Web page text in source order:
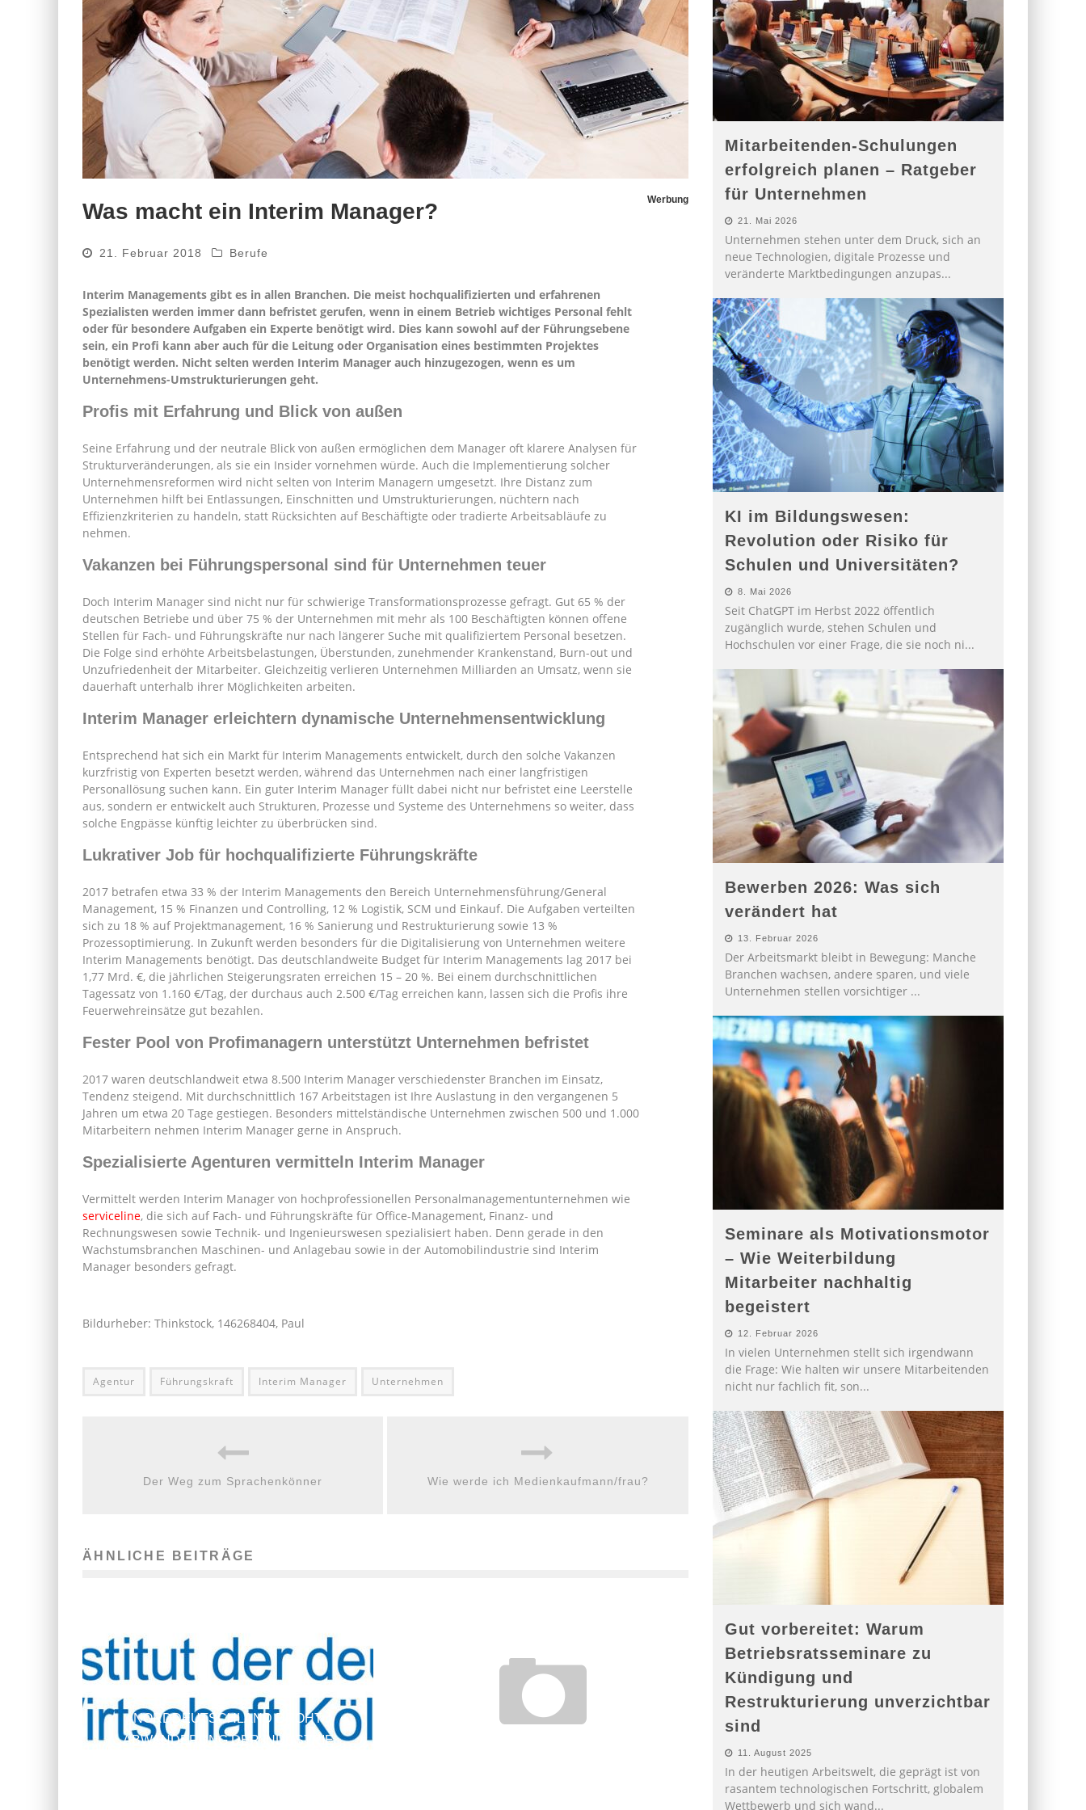
Was macht ein Interim Manager? Werbung
21. Februar 2018 Berufe
Interim Managements gibt es in allen Branchen. Die meist hochqualifizierten und erfahrenen
Spezialisten werden immer dann befristet gerufen, wenn in einem Betrieb wichtiges Personal fehlt
oder für besondere Aufgaben ein Experte benötigt wird. Dies kann sowohl auf der Führungsebene
sein, ein Profi kann aber auch für die Leitung oder Organisation eines bestimmten Projektes
benötigt werden. Nicht selten werden Interim Manager auch hinzugezogen, wenn es um
Unternehmens-Umstrukturierungen geht.
Profis mit Erfahrung und Blick von außen
Seine Erfahrung und der neutrale Blick von außen ermöglichen dem Manager oft klarere Analysen für
Strukturveränderungen, als sie ein Insider vornehmen würde. Auch die Implementierung solcher
Unternehmensreformen wird nicht selten von Interim Managern umgesetzt. Ihre Distanz zum
Unternehmen hilft bei Entlassungen, Einschnitten und Umstrukturierungen, nüchtern nach
Effizienzkriterien zu handeln, statt Rücksichten auf Beschäftigte oder tradierte Arbeitsabläufe zu
nehmen.
Vakanzen bei Führungspersonal sind für Unternehmen teuer
Doch Interim Manager sind nicht nur für schwierige Transformationsprozesse gefragt. Gut 65 % der
deutschen Betriebe und über 75 % der Unternehmen mit mehr als 100 Beschäftigten können offene
Stellen für Fach- und Führungskräfte nur nach längerer Suche mit qualifiziertem Personal besetzen.
Die Folge sind erhöhte Arbeitsbelastungen, Überstunden, zunehmender Krankenstand, Burn-out und
Unzufriedenheit der Mitarbeiter. Gleichzeitig verlieren Unternehmen Milliarden an Umsatz, wenn sie
dauerhaft unterhalb ihrer Möglichkeiten arbeiten.
Interim Manager erleichtern dynamische Unternehmensentwicklung
Entsprechend hat sich ein Markt für Interim Managements entwickelt, durch den solche Vakanzen
kurzfristig von Experten besetzt werden, während das Unternehmen nach einer langfristigen
Personallösung suchen kann. Ein guter Interim Manager füllt dabei nicht nur befristet eine Leerstelle
aus, sondern er entwickelt auch Strukturen, Prozesse und Systeme des Unternehmens so weiter, dass
solche Engpässe künftig leichter zu überbrücken sind.
Lukrativer Job für hochqualifizierte Führungskräfte
2017 betrafen etwa 33 % der Interim Managements den Bereich Unternehmensführung/General
Management, 15 % Finanzen und Controlling, 12 % Logistik, SCM und Einkauf. Die Aufgaben verteilten
sich zu 18 % auf Projektmanagement, 16 % Sanierung und Restrukturierung sowie 13 %
Prozessoptimierung. In Zukunft werden besonders für die Digitalisierung von Unternehmen weitere
Interim Managements benötigt. Das deutschlandweite Budget für Interim Managements lag 2017 bei
1,77 Mrd. €, die jährlichen Steigerungsraten erreichen 15 – 20 %. Bei einem durchschnittlichen
Tagessatz von 1.160 €/Tag, der durchaus auch 2.500 €/Tag erreichen kann, lassen sich die Profis ihre
Feuerwehreinsätze gut bezahlen.
Fester Pool von Profimanagern unterstützt Unternehmen befristet
2017 waren deutschlandweit etwa 8.500 Interim Manager verschiedenster Branchen im Einsatz,
Tendenz steigend. Mit durchschnittlich 167 Arbeitstagen ist Ihre Auslastung in den vergangenen 5
Jahren um etwa 20 Tage gestiegen. Besonders mittelständische Unternehmen zwischen 500 und 1.000
Mitarbeitern nehmen Interim Manager gerne in Anspruch.
Spezialisierte Agenturen vermitteln Interim Manager
Vermittelt werden Interim Manager von hochprofessionellen Personalmanagementunternehmen wie
serviceline, die sich auf Fach- und Führungskräfte für Office-Management, Finanz- und
Rechnungswesen sowie Technik- und Ingenieurswesen spezialisiert haben. Denn gerade in den
Wachstumsbranchen Maschinen- und Anlagebau sowie in der Automobilindustrie sind Interim
Manager besonders gefragt.
Bildurheber: Thinkstock, 146268404, Paul
Agentur Führungskraft Interim Manager Unternehmen
Der Weg zum Sprachenkönner Wie werde ich Medienkaufmann/frau?
ÄHNLICHE BEITRÄGE
NORDDEUTSCHLAND DROHT
ABWANDERUNG DER INDUSTRIE
Mitarbeitenden-Schulungen
erfolgreich planen – Ratgeber
für Unternehmen
21. Mai 2026
Unternehmen stehen unter dem Druck, sich an
neue Technologien, digitale Prozesse und
veränderte Marktbedingungen anzupas...
KI im Bildungswesen:
Revolution oder Risiko für
Schulen und Universitäten?
8. Mai 2026
Seit ChatGPT im Herbst 2022 öffentlich
zugänglich wurde, stehen Schulen und
Hochschulen vor einer Frage, die sie noch ni...
Bewerben 2026: Was sich
verändert hat
13. Februar 2026
Der Arbeitsmarkt bleibt in Bewegung: Manche
Branchen wachsen, andere sparen, und viele
Unternehmen stellen vorsichtiger ...
Seminare als Motivationsmotor
– Wie Weiterbildung
Mitarbeiter nachhaltig
begeistert
12. Februar 2026
In vielen Unternehmen stellt sich irgendwann
die Frage: Wie halten wir unsere Mitarbeitenden
nicht nur fachlich fit, son...
Gut vorbereitet: Warum
Betriebsratsseminare zu
Kündigung und
Restrukturierung unverzichtbar
sind
11. August 2025
In der heutigen Arbeitswelt, die geprägt ist von
rasantem technologischen Fortschritt, globalem
Wettbewerb und sich wand...